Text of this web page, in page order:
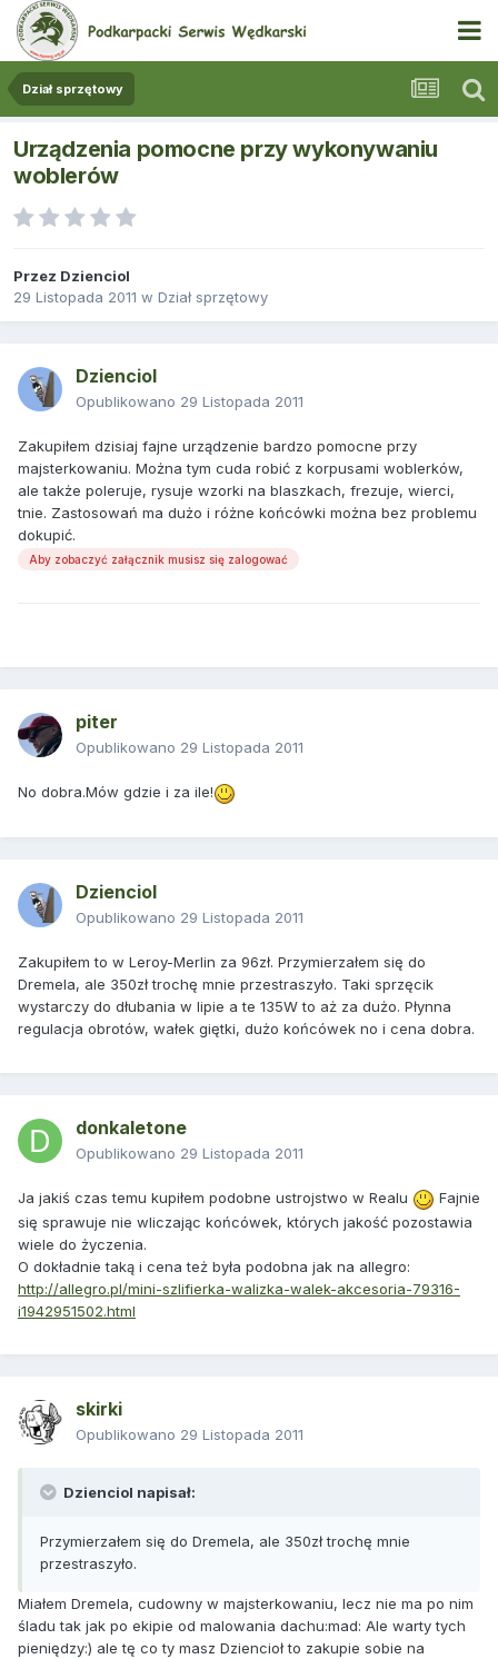
Dział sprzętowy
Urządzenia pomocne przy wykonywaniu
woblerów
Przez Dzienciol
29 Listopada 2011 w Dział sprzętowy
Dzienciol
Opublikowano 29 Listopada 2011
Zakupiłem dzisiaj fajne urządzenie bardzo pomocne przy
majsterkowaniu. Można tym cuda robić z korpusami woblerków,
ale także poleruje, rysuje wzorki na blaszkach, frezuje, wierci,
tnie. Zastosowań ma dużo i różne końcówki można bez problemu
dokupić.
Aby zobaczyć załącznik musisz się zalogować
piter
Opublikowano 29 Listopada 2011
No dobra.Mów gdzie i za ile!
Dzienciol
Opublikowano 29 Listopada 2011
Zakupiłem to w Leroy-Merlin za 96zł. Przymierzałem się do
Dremela, ale 350zł trochę mnie przestraszyło. Taki sprzęcik
wystarczy do dłubania w lipie a te 135W to aż za dużo. Płynna
regulacja obrotów, wałek giętki, dużo końcówek no i cena dobra.
donkaletone
Opublikowano 29 Listopada 2011
Ja jakiś czas temu kupiłem podobne ustrojstwo w Realu
Fajnie
się sprawuje nie wliczając końcówek, których jakość pozostawia
wiele do życzenia.
O dokładnie taką i cena też była podobna jak na allegro:
http://allegro.pl/mini-szlifierka-walizka-walek-akcesoria-79316-
i1942951502.html
skirki
Opublikowano 29 Listopada 2011
Dzienciol napisał:
Przymierzałem się do Dremela, ale 350zł trochę mnie
przestraszyło.
Miałem Dremela, cudowny w majsterkowaniu, lecz nie ma po nim
śladu tak jak po ekipie od malowania dachu:mad: Ale warty tych
pieniędzy:) ale tę co ty masz Dziencioł to zakupie sobie na